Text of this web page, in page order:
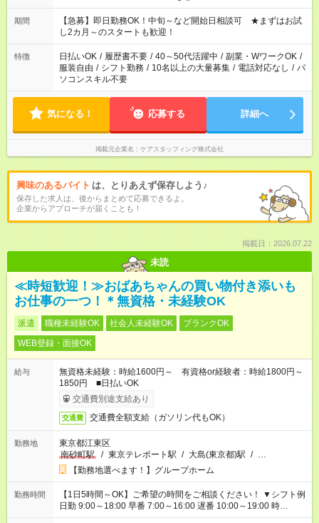
期間
【急募】即日勤務OK！中旬～など開始日相談可 ★まずはお試
し2カ月～のスタートも歓迎！
特徴 日払いOK / 履歴書不要 / 40～50代活躍中 / 副業・WワークOK /
服装自由 / シフト勤務 / 10名以上の大量募集 / 電話対応なし / パ
ソコンスキル不要
気になる！ 応募する 詳細へ
掲載元企業名 ケアスタッフィング株式会社
興味のあるバイト は、とりあえず保存しよう♪
保存した求人は、後からまとめて応募できるよ。
企業からアプローチが届くことも！
掲載日：2026.07.22
未読
≪時短歓迎！≫おばあちゃんの買い物付き添いも
お仕事の一つ！＊無資格・未経験OK
派遣 職種未経験OK 社会人未経験OK
ブランクOK
WEB登録・面接OK
給与
無資格未経験：時給1600円～ 有資格or経験者：時給1800円～
1850円 ■日払いOK
交通費別途支給あり
交通費 交通費全額支給（ガソリン代もOK）
勤務地
東京都江東区
南砂町駅
/ 東京テレポート駅 / 大島(東京都)駅 / …
【勤務地選べます！】グループホーム
勤務時間
【1日5時間～OK】ご希望の時間をご相談ください！ ▼シフト例
日勤 9:00～18:00 早番 7:00～16:00 遅番 10:00～19:00 時
短 10:00～15:00 上記はあくまで一例です。 「夕方までには帰宅